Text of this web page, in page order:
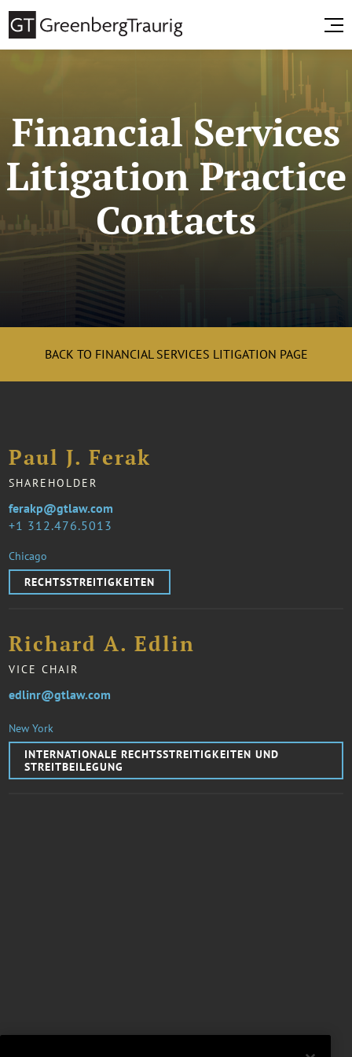
Financial Services
Litigation Practice
Contacts
BACK TO FINANCIAL SERVICES LITIGATION PAGE
Paul J. Ferak
SHAREHOLDER
1 312.476.5013
ferakp@gtlaw.com
Chicago
RECHTSSTREITIGKEITEN
Richard A. Edlin
VICE CHAIR
edlinr@gtlaw.com
New York
INTERNATIONALE RECHTSSTREITIGKEITEN UND
STREITBEILEGUNG